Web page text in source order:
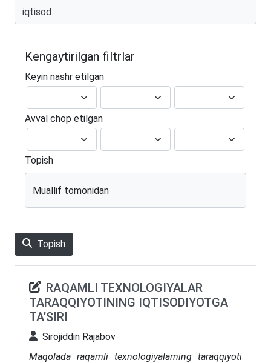
Kengaytirilgan filtrlar
Keyin nashr etilgan
Avval chop etilgan
Topish
Muallif tomonidan
Topish
RAQAMLI TEXNOLOGIYALAR
TARAQQIYOTINING IQTISODIYOTGA
TAʼSIRI
Sirojiddin Rajabov
Maqolada raqamli texnologiyalarning taraqqiyoti